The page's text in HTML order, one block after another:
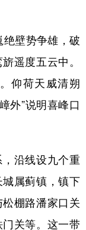
壁势争雄，破
遥度五云中。
仰荷天威清朔
外”说明喜峰口
沿线设九个重
属蓟镇，镇下
棚路潘家口关
关等。这一带